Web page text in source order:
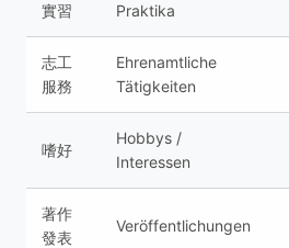
實習 Praktika
志工
服務
Ehrenamtliche
Tätigkeiten
嗜好
Hobbys /
Interessen
著作
發表
Veröffentlichungen